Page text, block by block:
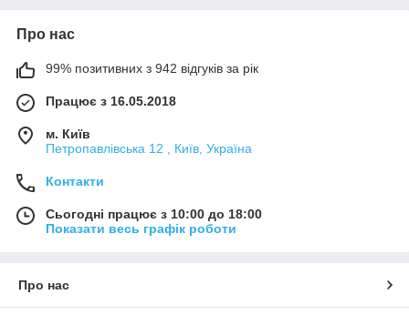
Про нас
99% позитивних з 942 відгуків за рік
Працює з 16.05.2018
м. Київ
Петропавлівська 12 , Київ, Україна
Контакти
Сьогодні працює з 10:00 до 18:00
Показати весь графік роботи
Про нас